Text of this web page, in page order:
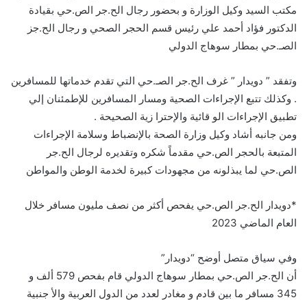
مكتب السيد وكيل الوزارة و بحضور رجال الح.جر الص.حي بقيادة
الدكتور فؤاد أحمد علي رئيس قسم الحجر الصحي و رجال الح.جز
الصـ.حي بمطار سوهاج الدولي
وتفقد ” دويدار ” غرف الح.جر الصـ.حي التي تقدم خدماتها للمسافرين
. وكذلك تتبع الإجراءات الصحية ومسار المسافرين للإطمئنان إلي
تطبيق الإجراءات الو قائية والإحترا زية الصحيحة .
ومن جانبه أشاد وكيل وزارة الصحة بالإنضباط وسلامة الإجراءات
المتبعة بالحجر الص.حي مقدماً شكره وتقديره لرجال الح.جر
الص.حي لما يبذلونه من مجهودات كبيرة لخدمة الوطن والمواطن
*دويدار الح.جر الص.حي يفحص أكثر من نصف مليون مسافر خلال
العام الماضي 2023
وفي سياق متصل أوضح “دويدار”
أن الح.جر الص.حي بمطار سوهاج الدولي قام بفحص 579 ألف و
345 مسافر ما بين قادم و مغادر لعدد من الدول العربية والأ جنبية